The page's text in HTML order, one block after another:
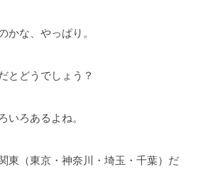
かな、やっぱり。
とどうでしょう？
いろあるよね。
東（東京・神奈川・埼玉・千葉）だ